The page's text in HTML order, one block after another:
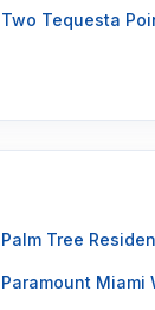
Two Tequesta
Palm Tree
Paramount Miami